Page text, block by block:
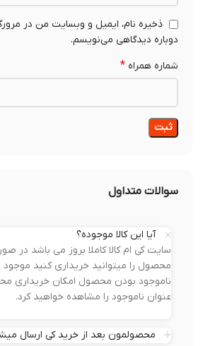
ذخیره نام، ایمیل و وبسایت من در مرورگر
دوباره دیدگاهی می‌نویسم.
شماره همراه*
سوالات متداول
آیا این کالا موجوده؟
سایت کی ام کالا کاملا بروز می باشد در
محصول را میتوانید خریداری کنید موجود
ناموجود بودن محصول امکان خریداری محصول
عنوان ناموجود را مشاهده خواهید کرد.
محصولمون بعد از خرید کی ارسال میشه؟